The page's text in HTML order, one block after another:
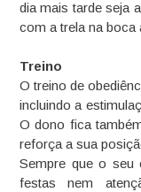
dia mais tarde seja
com a trela na boca
Treino
O treino de
incluindo a
O dono fica
reforça a sua
Sempre que o seu
festas nem